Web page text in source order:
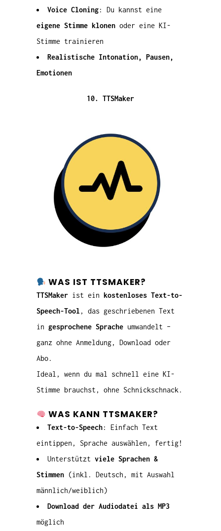
Voice Cloning: Du kannst eine
eigene Stimme klonen oder eine KI-
Stimme trainieren
Realistische Intonation, Pausen,
Emotionen
10. TTSMaker
WAS IST TTSMAKER?
TTSMaker ist ein
kostenloses Text-to-
Speech-Tool , das geschriebenen Text
in gesprochene Sprache umwandelt –
ganz ohne Anmeldung, Download oder
Abo.
Ideal, wenn du mal schnell eine KI-
Stimme brauchst, ohne Schnickschnack.
WAS KANN TTSMAKER?
Text-to-Speech: Einfach Text
eintippen, Sprache auswählen, fertig!
Unterstützt viele Sprachen &
Stimmen (inkl. Deutsch, mit Auswahl
männlich/weiblich)
Download der Audiodatei als MP3
möglich